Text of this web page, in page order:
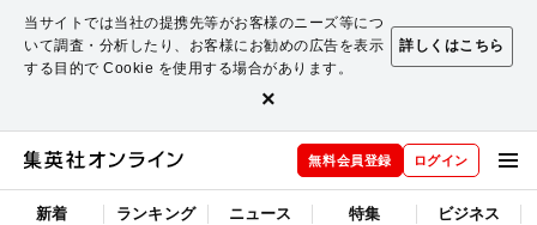
当サイトでは当社の提携先等がお客様のニーズ等につ
いて調査・分析したり、お客様にお勧めの広告を表示
する目的で Cookie を使用する場合があります。
詳しくはこちら
×
無料会員登録 ログイン
新着 ランキング ニュース 特集 ビジネス